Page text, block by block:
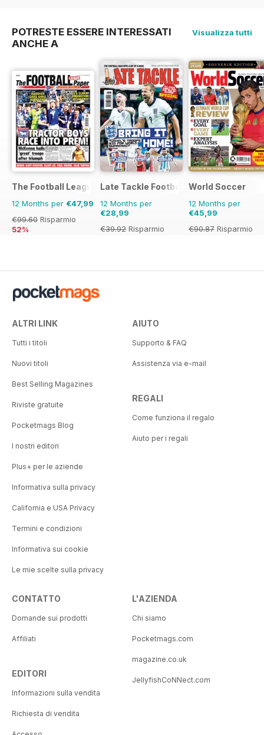
POTRESTE ESSERE INTERESSATI
ANCHE A
Visualizza tutti
The Football League Paper
12 Months per €47,99
€99.60 Risparmio
52%
Late Tackle Football Magazine
12 Months per
€28,99
€39.92 Risparmio
World Soccer
12 Months per
€45,99
€90.87 Risparmio
ALTRI LINK
Tutti i titoli
Nuovi titoli
Best Selling Magazines
Riviste gratuite
Pocketmags Blog
I nostri editori
Plus+ per le aziende
Informativa sulla privacy
California e USA Privacy
Termini e condizioni
Informativa sui cookie
Le mie scelte sulla privacy
AIUTO
Supporto & FAQ
Assistenza via e-mail
REGALI
Come funziona il regalo
Aiuto per i regali
CONTATTO
Domande sui prodotti
Affiliati
EDITORI
Informazioni sulla vendita
Richiesta di vendita
L'AZIENDA
Chi siamo
Pocketmags.com
magazine.co.uk
JellyfishCoNNect.com